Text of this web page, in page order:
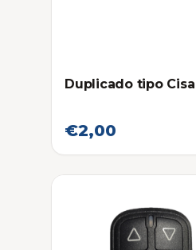
Duplicado tipo Cisa
€2,00